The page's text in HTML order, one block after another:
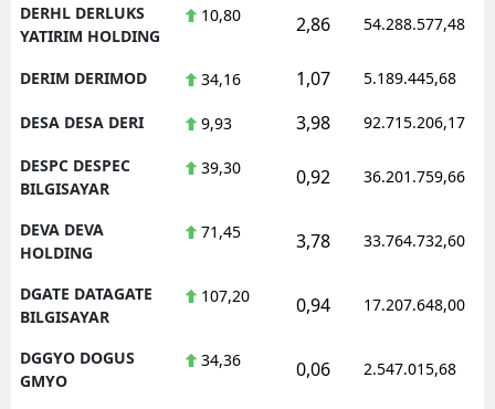
DERHL DERLUKS
YATIRIM HOLDING
10,80 2,86 54.288.577,48
DERIM DERIMOD 34,16 1,07 5.189.445,68
DESA DESA DERI 9,93 3,98 92.715.206,17
DESPC DESPEC
BILGISAYAR
39,30 0,92 36.201.759,66
DEVA DEVA
HOLDING
71,45 3,78 33.764.732,60
DGATE DATAGATE
BILGISAYAR
107,20 0,94 17.207.648,00
DGGYO DOGUS
GMYO
34,36 0,06 2.547.015,68